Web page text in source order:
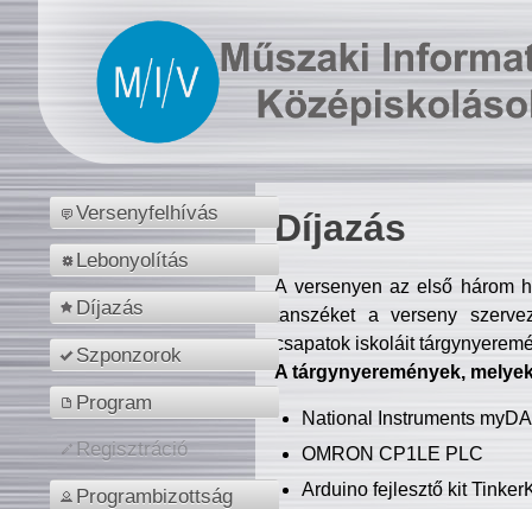
Versenyfelhívás
Lebonyolítás
Díjazás
Szponzorok
Program
Regisztráció
Programbizottság
Díjazás
A versenyen az első három
tanszéket a verseny
csapatok iskoláit
A tárgynyeremények,
National Instruments
OMRON CP1LE PLC
Arduino fejlesztő kit